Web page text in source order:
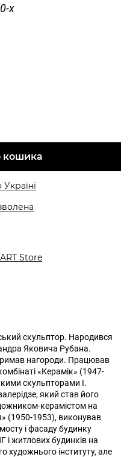
х
кошика
Store
скульптор. Народився
Яковича Рубана.
нагороди. Працював
«Керамік» (1947-
скульпторами І.
який став його
керамістом на
(1950-1953), виконував
і фасаду будинку
і житлових будинків на
художнього інституту, але